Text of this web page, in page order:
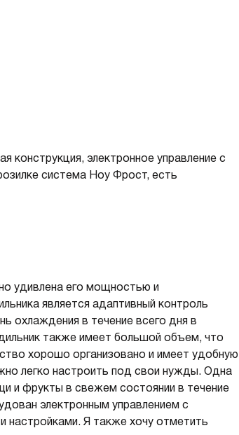
электронное управление с
система Ноу Фрост, есть
удивлена его мощностью и
является адаптивный контроль
охлаждения в течение всего дня в
также имеет большой объем, что
хорошо организовано и имеет удобную
легко настроить под свои нужды. Одна
и фрукты в свежем состоянии в течение
электронным управлением с
настройками. Я также хочу отметить